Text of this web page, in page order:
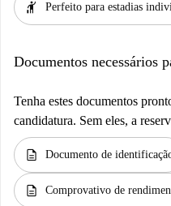
hail Perfeito para estadias
Documentos necessários
Tenha estes documentos
candidatura. Sem eles, a
description Documento de
description Comprovativo de